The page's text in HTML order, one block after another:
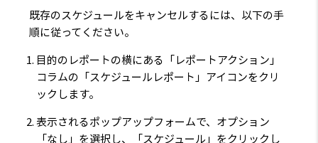
既存のスケジュールをキャンセルするには、以下の手
順に従ってください。
目的のレポートの横にある 「レポートアクション」
コラムの 「スケジュールレポート」 アイコンをクリ
ックします。
表示されるポップアップフォームで、オプション
「なし」 を選択し、 「スケジュール」 をクリックし